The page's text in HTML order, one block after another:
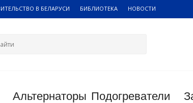
В БЕЛАРУСИ БИБЛИОТЕКА НОВОСТИ
Альтернаторы Подогреватели